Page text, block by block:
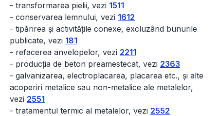
- transformarea pielii, vezi 1511
- conservarea lemnului, vezi 1612
- tipărirea și activitățile conexe, excluzând bunurile
publicate, vezi 181
- refacerea anvelopelor, vezi 2211
- producția de beton preamestecat, vezi 2363
- galvanizarea, electroplacarea, placarea etc., și alte
acoperiri metalice sau non-metalice ale metalelor,
vezi 2551
- tratamentul termic al metalelor, vezi 2552